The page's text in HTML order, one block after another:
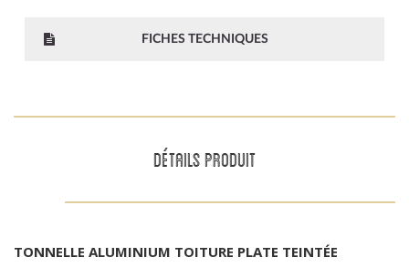
FICHES TECHNIQUES
DÉTAILS PRODUIT
TONNELLE ALUMINIUM TOITURE PLATE TEINTÉE